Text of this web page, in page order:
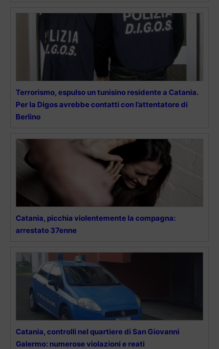
Terrorismo, espulso un tunisino residente a Catania.
Per la Digos avrebbe contatti con l’attentatore di
Berlino
Catania, picchia violentemente la compagna:
arrestato 37enne
Catania, controlli nel quartiere di San Giovanni
Galermo: numerose violazioni e reati